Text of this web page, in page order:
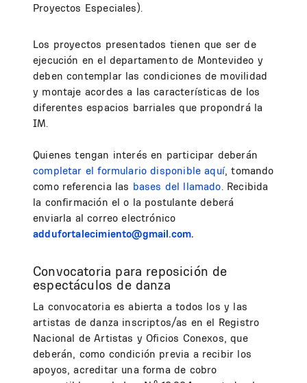
Proyectos Especiales).
Los proyectos presentados tienen que ser de
ejecución en el departamento de Montevideo y
deben contemplar las condiciones de movilidad
y montaje acordes a las características de los
diferentes espacios barriales que propondrá la
IM.
Quienes tengan interés en participar deberán
completar el formulario disponible aquí, tomando
como referencia las bases del llamado. Recibida
la confirmación el o la postulante deberá
enviarla al correo electrónico
addufortalecimiento@gmail.com.
Convocatoria para reposición de
espectáculos de danza
La convocatoria es abierta a todos los y las
artistas de danza inscriptos/as en el Registro
Nacional de Artistas y Oficios Conexos, que
deberán, como condición previa a recibir los
apoyos, acreditar una forma de cobro